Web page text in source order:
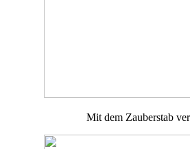
Mit dem Zauberstab